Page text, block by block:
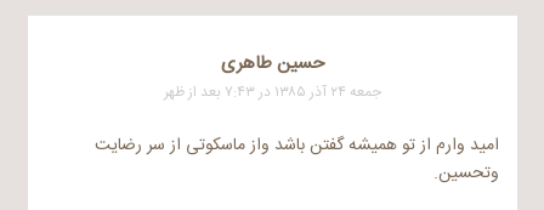
حسین طاهری
جمعه ۲۴ آذر ۱۳۸۵ در ۷:۴۳ بعد از ظهر
امید وارم از تو همیشه گفتن باشد واز ماسکوتی از سر رضایت
وتحسین.